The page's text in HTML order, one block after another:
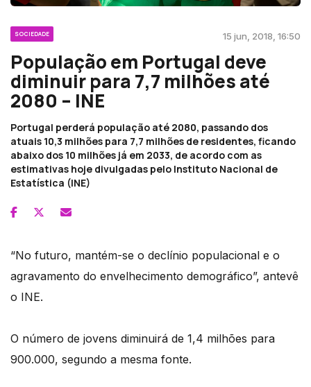
SOCIEDADE 15 jun, 2018, 16:50
População em Portugal deve
diminuir para 7,7 milhões até
2080 – INE
Portugal perderá população até 2080, passando dos
atuais 10,3 milhões para 7,7 milhões de residentes, ficando
abaixo dos 10 milhões já em 2033, de acordo com as
estimativas hoje divulgadas pelo Instituto Nacional de
Estatística (INE)
“No futuro, mantém-se o declínio populacional e o
agravamento do envelhecimento demográfico”, antevê
o INE.
O número de jovens diminuirá de 1,4 milhões para
900.000, segundo a mesma fonte.